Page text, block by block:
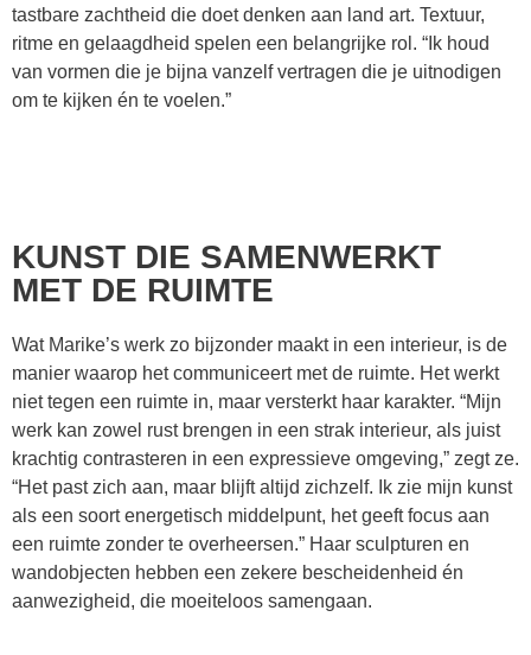
tastbare zachtheid die doet denken aan land art. Textuur,
ritme en gelaagdheid spelen een belangrijke rol. “Ik houd
van vormen die je bijna vanzelf vertragen die je uitnodigen
om te kijken én te voelen.”
KUNST DIE SAMENWERKT
MET DE RUIMTE
Wat Marike’s werk zo bijzonder maakt in een interieur, is de
manier waarop het communiceert met de ruimte. Het werkt
niet tegen een ruimte in, maar versterkt haar karakter. “Mijn
werk kan zowel rust brengen in een strak interieur, als juist
krachtig contrasteren in een expressieve omgeving,” zegt ze.
“Het past zich aan, maar blijft altijd zichzelf. Ik zie mijn kunst
als een soort energetisch middelpunt, het geeft focus aan
een ruimte zonder te overheersen.” Haar sculpturen en
wandobjecten hebben een zekere bescheidenheid én
aanwezigheid, die moeiteloos samengaan.